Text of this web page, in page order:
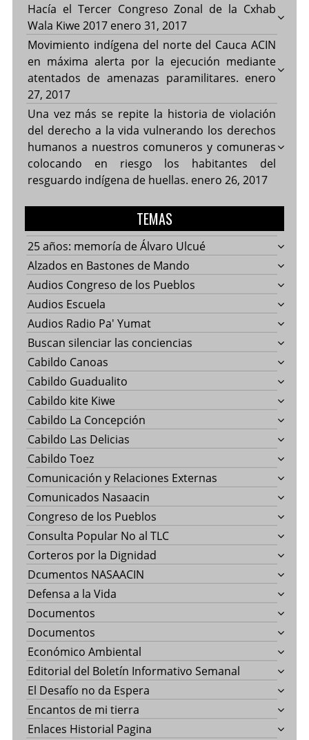
Hacía el Tercer Congreso Zonal de la Cxhab
Wala Kiwe 2017 enero 31, 2017
Movimiento indígena del norte del Cauca ACIN
en máxima alerta por la ejecución mediante
atentados de amenazas paramilitares. enero
27, 2017
Una vez más se repite la historia de violación
del derecho a la vida vulnerando los derechos
humanos a nuestros comuneros y comuneras
colocando en riesgo los habitantes del
resguardo indígena de huellas. enero 26, 2017
TEMAS
25 años: memoría de Álvaro Ulcué
Alzados en Bastones de Mando
Audios Congreso de los Pueblos
Audios Escuela
Audios Radio Pa' Yumat
Buscan silenciar las conciencias
Cabildo Canoas
Cabildo Guadualito
Cabildo kite Kiwe
Cabildo La Concepción
Cabildo Las Delicias
Cabildo Toez
Comunicación y Relaciones Externas
Comunicados Nasaacin
Congreso de los Pueblos
Consulta Popular No al TLC
Corteros por la Dignidad
Dcumentos NASAACIN
Defensa a la Vida
Documentos
Documentos
Económico Ambiental
Editorial del Boletín Informativo Semanal
El Desafío no da Espera
Encantos de mi tierra
Enlaces Historial Pagina